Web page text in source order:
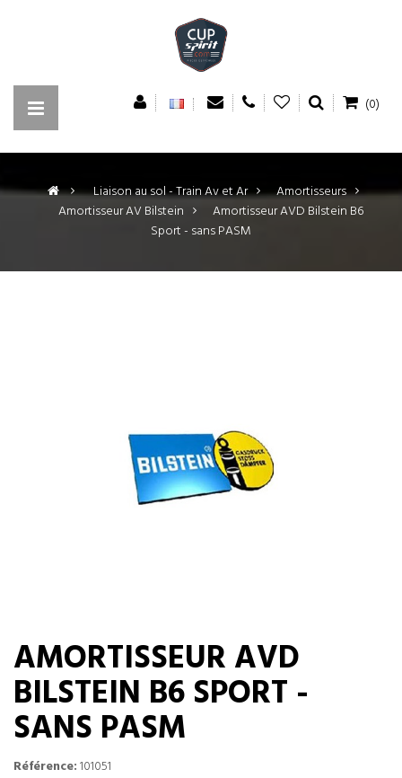
(0)
> Liaison au sol - Train Av et Ar >
Amortisseurs
Amortisseur AV Bilstein >
Amortisseur AVD Bilstein B6
Sport - sans PASM
AMORTISSEUR AVD
BILSTEIN B6 SPORT -
SANS PASM
Référence:101051